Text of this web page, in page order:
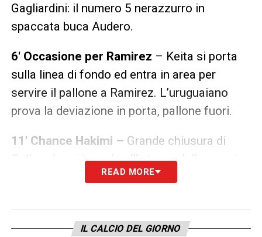
Gagliardini: il numero 5 nerazzurro in
spaccata buca Audero.
6′ Occasione per Ramirez – Keita si porta
sulla linea di fondo ed entra in area per
servire il pallone a Ramirez. L’uruguaiano
prova la deviazione in porta, pallone fuori.
11′ Chance Hakimi – Grande chiusura di
Colley che si immola all’interno della propria
area di rigore murando il tentativo con il
14′ Hakimi vicinissimo al gol – Incredibile
READ MORE
IL CALCIO DEL GIORNO